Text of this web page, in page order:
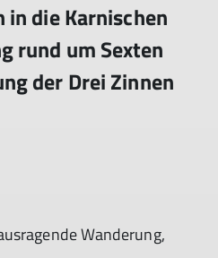
in die Karnischen
rund um Sexten
der Drei Zinnen
Wanderung,